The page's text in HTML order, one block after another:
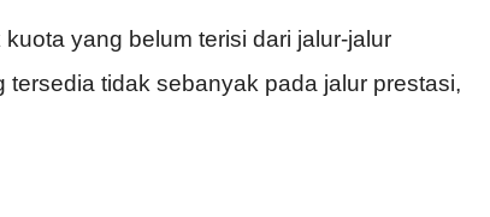
yang belum terisi dari jalur-jalur
tidak sebanyak pada jalur prestasi,